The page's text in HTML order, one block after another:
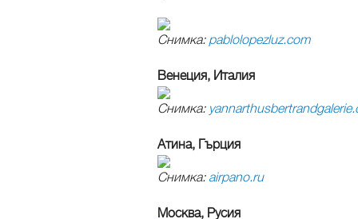
Снимка:pablolopezluz.com
Венеция, Италия
Снимка:
Атина, Гърция
Снимка: airpano.ru
Москва, Русия